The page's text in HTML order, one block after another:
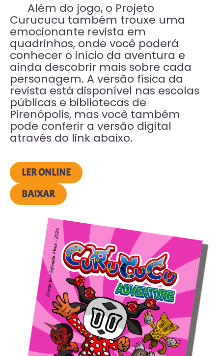
Além do jogo, o Projeto
Curucucu também trouxe uma
emocionante revista em
quadrinhos, onde você poderá
conhecer o início da aventura e
ainda descobrir mais sobre cada
personagem. A versão física da
revista está disponível nas escolas
públicas e bibliotecas de
Pirenópolis, mas você também
pode conferir a versão digital
através do link abaixo.
LER ONLINE
BAIXAR